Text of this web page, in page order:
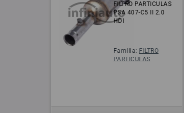
FILTRO PARTICULAS
PSA 407-C5 II 2.0
HDI
Família: FILTRO
PARTICULAS